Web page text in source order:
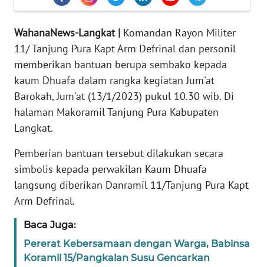
WahanaNews-Langkat | Komandan Rayon Militer
11/ Tanjung Pura Kapt Arm Defrinal dan personil
memberikan bantuan berupa sembako kepada
kaum Dhuafa dalam rangka kegiatan Jum'at
Barokah, Jum'at (13/1/2023) pukul 10.30 wib. Di
halaman Makoramil Tanjung Pura Kabupaten
Langkat.
Pemberian bantuan tersebut dilakukan secara
simbolis kepada perwakilan Kaum Dhuafa
langsung diberikan Danramil 11/Tanjung Pura Kapt
Arm Defrinal.
Baca Juga:
Pererat Kebersamaan dengan Warga, Babinsa
Koramil 15/Pangkalan Susu Gencarkan
REDAKSI
KARIR
News
Regional
WN
SUMUT
WN
WN
JABAR